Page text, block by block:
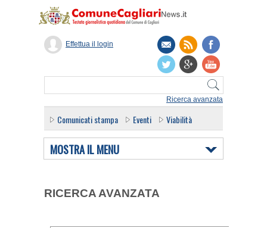
Ricerca avanzata
Effettua il login
Comunicati stampa Eventi Viabilità
MOSTRA IL MENU
RICERCA AVANZATA